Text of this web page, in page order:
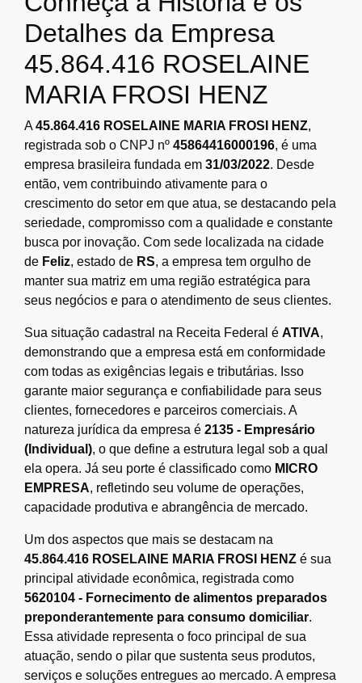
Detalhes da Empresa
45.864.416 ROSELAINE
MARIA FROSI HENZ
A45.864.416 ROSELAINE MARIA FROSI HENZ,
registrada sob o CNPJ nº 45864416000196, é uma
empresa brasileira fundada em 31/03/2022. Desde
então, vem contribuindo ativamente para o
crescimento do setor em que atua, se destacando pela
seriedade, compromisso com a qualidade e constante
busca por inovação. Com sede localizada na cidade
de Feliz, estado de RS, a empresa tem orgulho de
manter sua matriz em uma região estratégica para
seus negócios e para o atendimento de seus clientes.
Sua situação cadastral na Receita Federal é ATIVA,
demonstrando que a empresa está em conformidade
com todas as exigências legais e tributárias. Isso
garante maior segurança e confiabilidade para seus
clientes, fornecedores e parceiros comerciais. A
natureza jurídica da empresa é 2135 - Empresário
(Individual), o que define a estrutura legal sob a qual
ela opera. Já seu porte é classificado como MICRO
EMPRESA, refletindo seu volume de operações,
capacidade produtiva e abrangência de mercado.
Um dos aspectos que mais se destacam na
45.864.416 ROSELAINE MARIA FROSI HENZ é sua
principal atividade econômica, registrada como
5620104 - Fornecimento de alimentos preparados
preponderantemente para consumo domiciliar.
Essa atividade representa o foco principal de sua
atuação, sendo o pilar que sustenta seus produtos,
serviços e soluções entregues ao mercado. A empresa